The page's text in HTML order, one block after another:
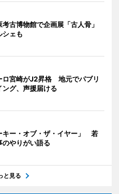
古博物館で企画展「古人骨」
ェも
ロ宮崎がJ2昇格 地元でパブリ
ング、声援届ける
キー・オブ・ザ・イヤー」 若
のやりがい語る
と見る